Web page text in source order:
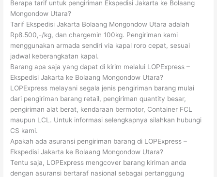
Berapa tarif untuk pengiriman Ekspedisi Jakarta ke Bolaang
Mongondow Utara?
Tarif Ekspedisi Jakarta Bolaang Mongondow Utara adalah
Rp8.500,-/kg, dan chargemin 100kg. Pengiriman kami
menggunakan armada sendiri via kapal roro cepat, sesuai
jadwal keberangkatan kapal.
Barang apa saja yang dapat di kirim melalui LOPExpress –
Ekspedisi Jakarta ke Bolaang Mongondow Utara?
LOPExpress melayani segala jenis pengiriman barang mulai
dari pengiriman barang retail, pengiriman quantity besar,
pengiriman alat berat, kendaraan bermotor, Container FCL
maupun LCL. Untuk informasi selengkapnya silahkan hubungi
CS kami.
Apakah ada asuransi pengiriman barang di LOPExpress –
Ekspedisi Jakarta ke Bolaang Mongondow Utara?
Tentu saja, LOPExpress mengcover barang kiriman anda
dengan asuransi bertaraf nasional sebagai pertanggung